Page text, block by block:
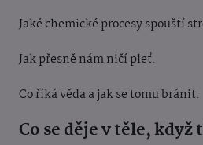
Jaké chemické procesy spouští
Jak přesně nám ničí pleť.
Co říká věda a jak se tomu bránit.
Co se děje v těle, když